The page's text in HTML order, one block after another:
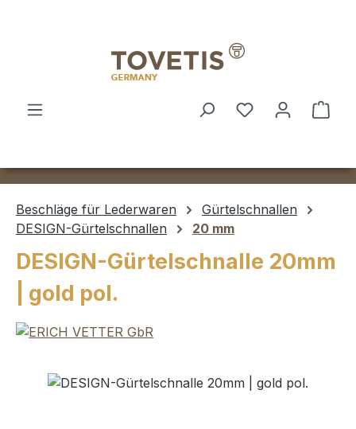
Beschläge für Lederwaren
Gürtelschnallen
DESIGN-Gürtelschnallen
20 mm
DESIGN-Gürtelschnalle 20mm
| gold pol.
Bildergalerie überspringen